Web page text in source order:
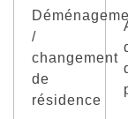
/
changement
de
résidence